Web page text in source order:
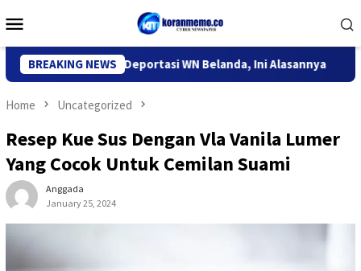
to
Menu
BREAKING NEWS
Kediri Deportasi WN Belanda, Ini Alasannya 9 Desa
Home Uncategorized
Resep Kue Sus Dengan Vla Vanila Lumer
Yang Cocok Untuk Cemilan Suami
Anggada
January 25, 2024